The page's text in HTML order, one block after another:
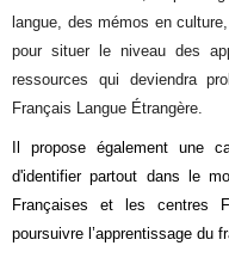
langue, des mémos en
pour situer le niveau des
ressources qui deviendra
Français Langue Étrangère.
Il propose également une
d'identifier partout dans le
Françaises et les centres
poursuivre l’apprentissage du